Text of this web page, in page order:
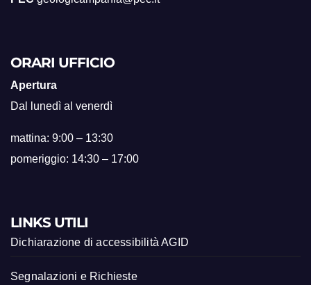
ORARI UFFICIO
Apertura
Dal lunedì al venerdì
mattina: 9:00 – 13:30
pomeriggio: 14:30 – 17:00
LINKS UTILI
Dichiarazione di accessibilità AGID
Segnalazioni e Richieste